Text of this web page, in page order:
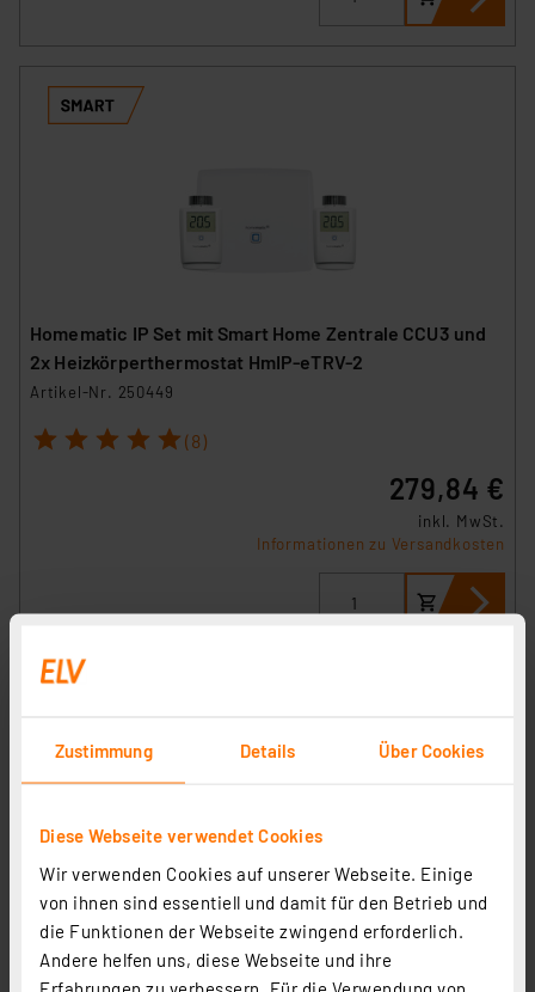
Zustimmung Details Über Cookies
Diese Webseite verwendet Cookies
Wir verwenden Cookies auf unserer Webseite. Einige
von ihnen sind essentiell und damit für den Betrieb und
die Funktionen der Webseite zwingend erforderlich.
Andere helfen uns, diese Webseite und ihre
Erfahrungen zu verbessern. Für die Verwendung von
Homematic IP Set mit Smart Home Zentrale CCU3 und
2x Heizkörperthermostat HmIP-eTRV-2
Artikel-Nr. 250449
1 2 3 4 5 (8)
279,84 €
inkl. MwSt.
Informationen zu Versandkosten
Homematic IP Smart Home 3er-Set
Heizkörperthermostat HmIP-eTRV-F